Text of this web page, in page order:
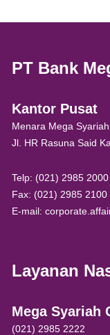
PT Bank
Kantor Pusat
Menara Mega Syariah
Jl. HR Rasuna Said
Telp: (021) 2985
Fax: (021) 2985 2100
E-mail:
Layanan
Mega Syariah
(021) 2985 2222